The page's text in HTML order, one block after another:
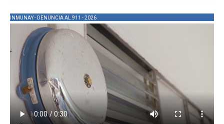
INMUNAY - DENUNCIA AL 911 - 2026